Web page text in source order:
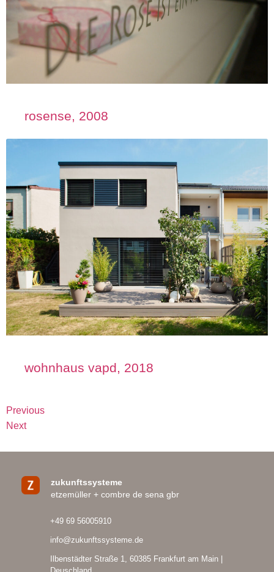
rosense, 2008
wohnhaus vapd, 2018
Previous
Next
zukunftssysteme
etzemüller + combre de sena gbr
+49 69 56005910
info@zukunftssysteme.de
Ilbenstädter Straße 1, 60385 Frankfurt am Main |